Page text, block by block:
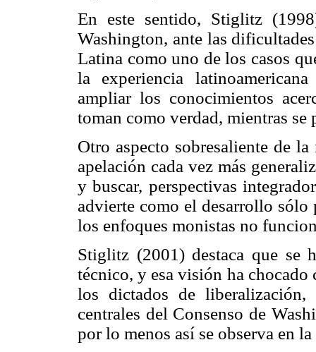
En este sentido, Stiglitz
Washington, ante las
Latina como uno de los casos
la experiencia
ampliar los conocimientos
toman como verdad, mientras
Otro aspecto sobresaliente de
apelación cada vez más
y buscar, perspectivas
advierte como el desarrollo sólo
los enfoques monistas no
Stiglitz (2001) destaca que se
técnico, y esa visión ha chocado
los dictados de liberalización,
centrales del Consenso de
por lo menos así se observa en